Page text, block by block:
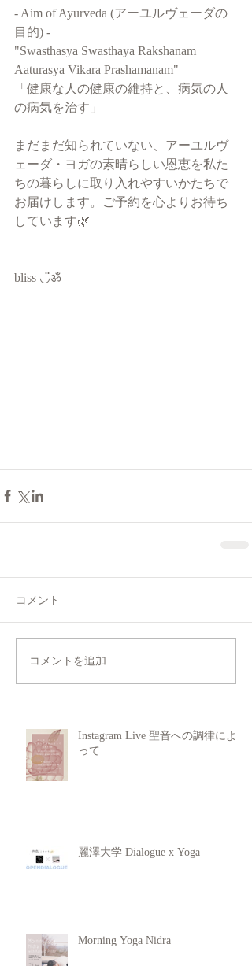
- Aim of Ayurveda (アーユルヴェーダの
目的) -
"Swasthasya Swasthaya Rakshanam
Aaturasya Vikara Prashamanam"
「健康な人の健康の維持と、病気の人
の病気を治す」
まだまだ知られていない、アーユルヴ
ェーダ・ヨガの素晴らしい恩恵を私た
ちの暮らしに取り入れやすいかたちで
お届けします。ご予約を心よりお待ち
しています🌿
bliss ◡̈ॐ
コメント
コメントを追加…
Instagram Live 聖音への調律によ
って
麗澤大学 Dialogue x Yoga
Morning Yoga Nidra